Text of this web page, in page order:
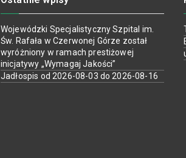
Wojewódzki Specjalistyczny Szpital im.
Św. Rafała w Czerwonej Górze został
wyróżniony w ramach prestiżowej
inicjatywy „Wymagaj Jakości”
Jadłospis od 2026-08-03 do 2026-08-16